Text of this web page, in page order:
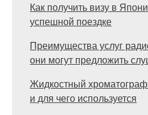
Как получить визу в
успешной поездке
Преимущества услуг
они могут предложить
Жидкостный
и для чего используется